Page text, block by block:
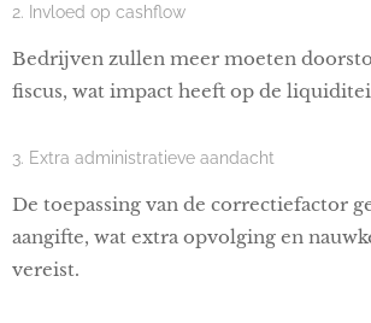
2. Invloed op cashflow
Bedrijven zullen meer moeten
fiscus, wat impact heeft op de
3. Extra administratieve aandacht
De toepassing van de correctiefactor
aangifte, wat extra opvolging en
vereist.